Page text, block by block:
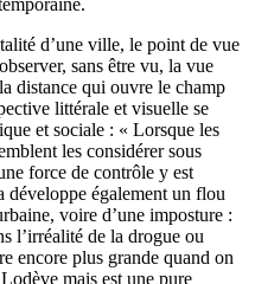
d’une ville, le point de vue
sans être vu, la vue
distance qui ouvre le champ
littérale et visuelle se
et sociale : « Lorsque les
les considérer sous
force de contrôle y est
développe également un flou
voire d’une imposture :
l’irréalité de la drogue ou
encore plus grande quand on
mais est une pure